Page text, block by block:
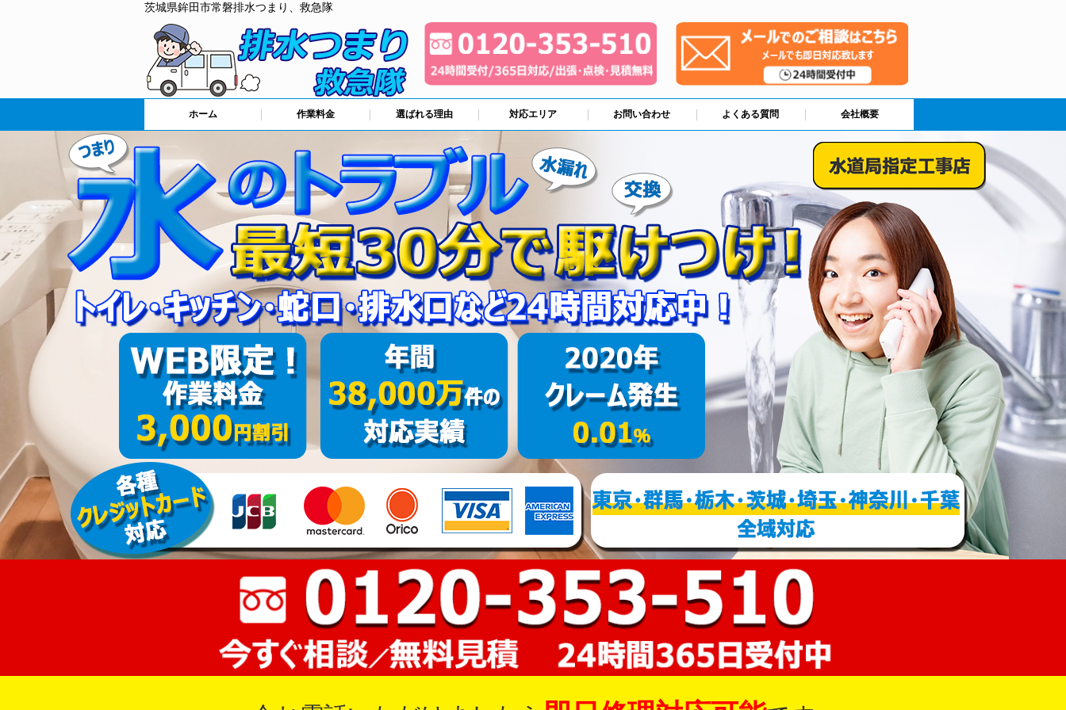
茨城県鉾田市常磐排水つまり、救急隊
ホーム 作業料金 選ばれる理由 対応エリア お問い合わせ よくある質問 会社概要